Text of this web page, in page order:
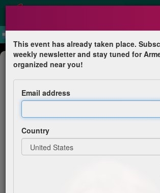
Theater
Le Monde s'est bouché
Par Victoria Alexanyan au théâtre de
This event has already taken place.
weekly newsletter and stay tuned for
organized near you!
Email address
Country